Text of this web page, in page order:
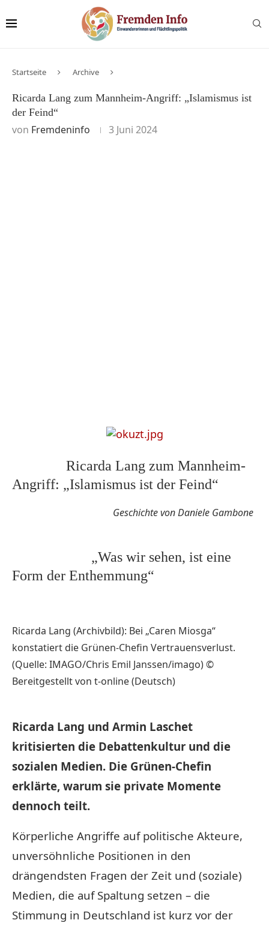
Startseite Archive
Ricarda Lang zum Mannheim-Angriff: „Islamismus ist
der Feind“
von Fremdeninfo 3 Juni 2024
Ricarda Lang zum Mannheim-
Angriff: „Islamismus ist der Feind“
Geschichte von Daniele Gambone
„Was wir sehen, ist eine
Form der Enthemmung“
Ricarda Lang (Archivbild): Bei „Caren Miosga“
konstatiert die Grünen-Chefin Vertrauensverlust.
(Quelle: IMAGO/Chris Emil Janssen/imago)©
Bereitgestellt von t-online (Deutsch)
Ricarda Lang und Armin Laschet
kritisierten die Debattenkultur und die
sozialen Medien. Die Grünen-Chefin
erklärte, warum sie private Momente
dennoch teilt.
Körperliche Angriffe auf politische Akteure,
unversöhnliche Positionen in den
drängendsten Fragen der Zeit und (soziale)
Medien, die auf Spaltung setzen – die
Stimmung in Deutschland ist kurz vor der